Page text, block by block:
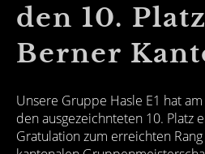
den 10.
Berner
Unsere Gruppe Hasle E1 hat
den ausgezeichnteten 10. Platz
Gratulation zum erreichten